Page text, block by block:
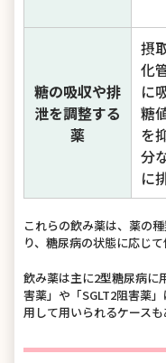
糖の吸収や排
泄を調整する
薬
摂
化
に
糖
を
分
に
これらの飲み薬は、薬の
り、糖尿病の状態に応じて
飲み薬は主に2型糖尿病に
害薬」や「SGLT2阻害薬
用して用いられるケースも